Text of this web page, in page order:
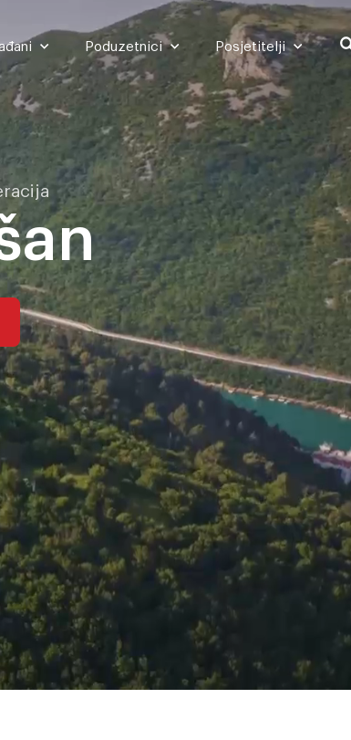
Građani
Poduzetnici
Poduzetnici
Posjetitelji
Veliki tekst
Crno-bijelo
Razmak redova
Resetiraj alate
Javna nabava